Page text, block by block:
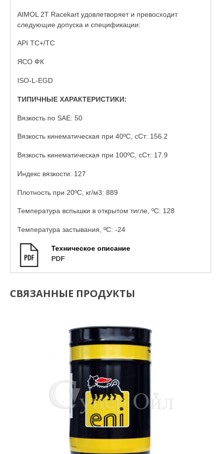
AIMOL 2Т Racekart удовлетворяет и превосходит
следующие допуска и спецификации:
API ТС+/ТС
ЯСО ФК
ISO-L-EGD
ТИПИЧНЫЕ ХАРАКТЕРИСТИКИ:
Вязкость по SAE: 50
Вязкость кинематическая при 40ºC, сСт: 156.2
Вязкость кинематическая при 100ºC, сСт: 17.9
Индекс вязкости: 127
Плотность при 20ºC, кг/м3: 889
Температура вспышки в открытом тигле, ºC: 128
Температура застывания, ºC: -24
Техническое описание
PDF
СВЯЗАННЫЕ ПРОДУКТЫ